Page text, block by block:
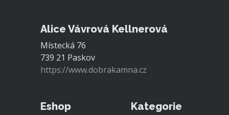
Alice Vávrová Kellnerová
Místecká 76
739 21 Paskov
https://www.dobrakamna.cz
Eshop Kategorie